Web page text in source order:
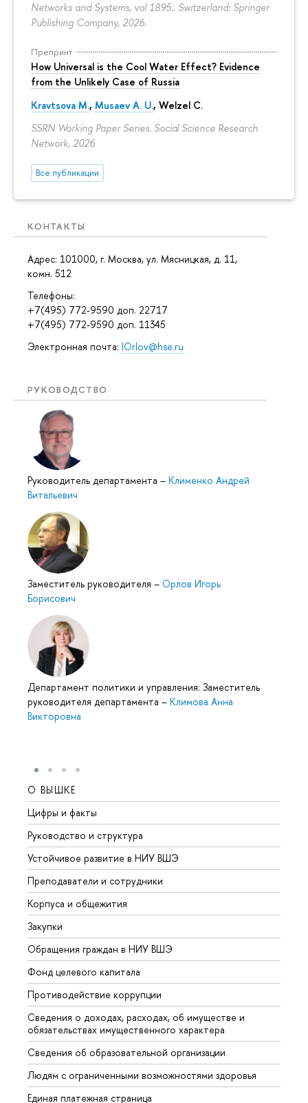
Networks and Systems, vol 1895.. Switzerland: Springer
Publishing Company, 2026.
Препринт
How Universal is the Cool Water Effect? Evidence
from the Unlikely Case of Russia
Kravtsova M., Musaev A. U., Welzel C.
SSRN Working Paper Series. Social Science Research
Network, 2026
Все публикации
КОНТАКТЫ
Адрес: 101000, г. Москва, ул. Мясницкая, д. 11,
комн. 512
Телефоны:
+7(495) 772-9590 доп. 22717
+7(495) 772-9590 доп. 11345
Электронная почта: IOrlov@hse.ru
РУКОВОДСТВО
Руководитель департамента – Клименко Андрей
Витальевич
Заместитель руководителя – Орлов Игорь
Борисович
Департамент политики и управления: Заместитель
руководителя департамента – Климова Анна
Викторовна
О ВЫШКЕ
Цифры и факты
Руководство и структура
Устойчивое развитие в НИУ ВШЭ
Преподаватели и сотрудники
Корпуса и общежития
Закупки
Обращения граждан в НИУ ВШЭ
Фонд целевого капитала
Противодействие коррупции
Сведения о доходах, расходах, об имуществе и
обязательствах имущественного характера
Сведения об образовательной организации
Людям с ограниченными возможностями здоровья
Единая платежная страница